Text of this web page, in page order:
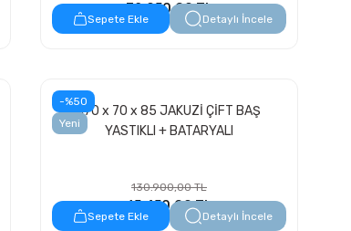
72.050,00 TL
Sepete Ekle Detaylı İncele
-%50
Yeni
170 x 70 x 85 JAKUZİ ÇİFT BAŞ
YASTIKLI + BATARYALI
130.900,00 TL
65.450,00 TL
Sepete Ekle Detaylı İncele